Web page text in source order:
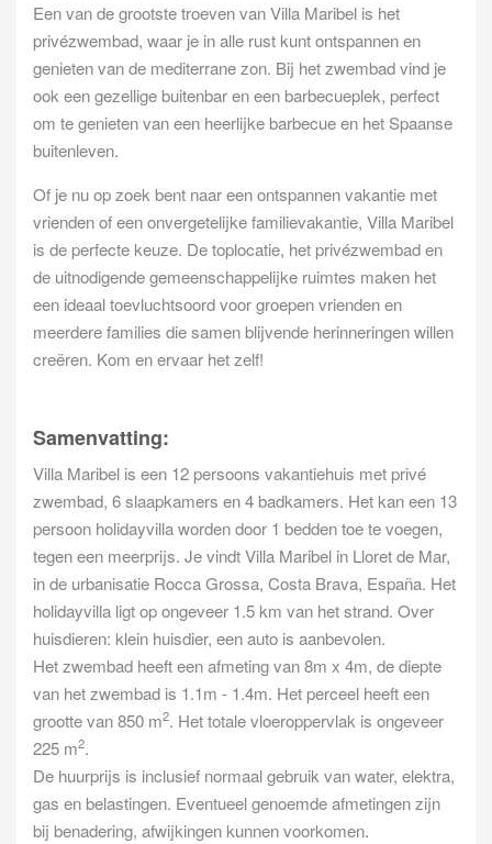
Een van de grootste troeven van Villa Maribel is het
privézwembad, waar je in alle rust kunt ontspannen en
genieten van de mediterrane zon. Bij het zwembad vind je
ook een gezellige buitenbar en een barbecueplek, perfect
om te genieten van een heerlijke barbecue en het Spaanse
buitenleven.
Of je nu op zoek bent naar een ontspannen vakantie met
vrienden of een onvergetelijke familievakantie, Villa Maribel
is de perfecte keuze. De toplocatie, het privézwembad en
de uitnodigende gemeenschappelijke ruimtes maken het
een ideaal toevluchtsoord voor groepen vrienden en
meerdere families die samen blijvende herinneringen willen
creëren. Kom en ervaar het zelf!
Samenvatting:
Villa Maribel is een 12 persoons vakantiehuis met privé
zwembad, 6 slaapkamers en 4 badkamers. Het kan een 13
persoon holidayvilla worden door 1 bedden toe te voegen,
tegen een meerprijs. Je vindt Villa Maribel in Lloret de Mar,
in de urbanisatie Rocca Grossa, Costa Brava, España. Het
holidayvilla ligt op ongeveer 1.5 km van het strand. Over
huisdieren: klein huisdier, een auto is aanbevolen.
Het zwembad heeft een afmeting van 8m x 4m, de diepte
van het zwembad is 1.1m - 1.4m. Het perceel heeft een
grootte van 850 m2. Het totale vloeroppervlak is ongeveer
225 m2.
De huurprijs is inclusief normaal gebruik van water, elektra,
gas en belastingen. Eventueel genoemde afmetingen zijn
bij benadering, afwijkingen kunnen voorkomen.